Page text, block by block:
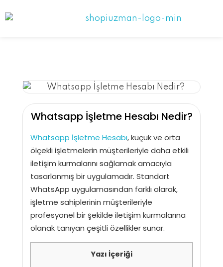
Whatsapp İşletme Hesabı Nedir?
Whatsapp İşletme Hesabı, küçük ve orta
ölçekli işletmelerin müşterileriyle daha etkili
iletişim kurmalarını sağlamak amacıyla
tasarlanmış bir uygulamadır. Standart
WhatsApp uygulamasından farklı olarak,
işletme sahiplerinin müşterileriyle
profesyonel bir şekilde iletişim kurmalarına
olanak tanıyan çeşitli özellikler sunar.
Yazı İçeriği